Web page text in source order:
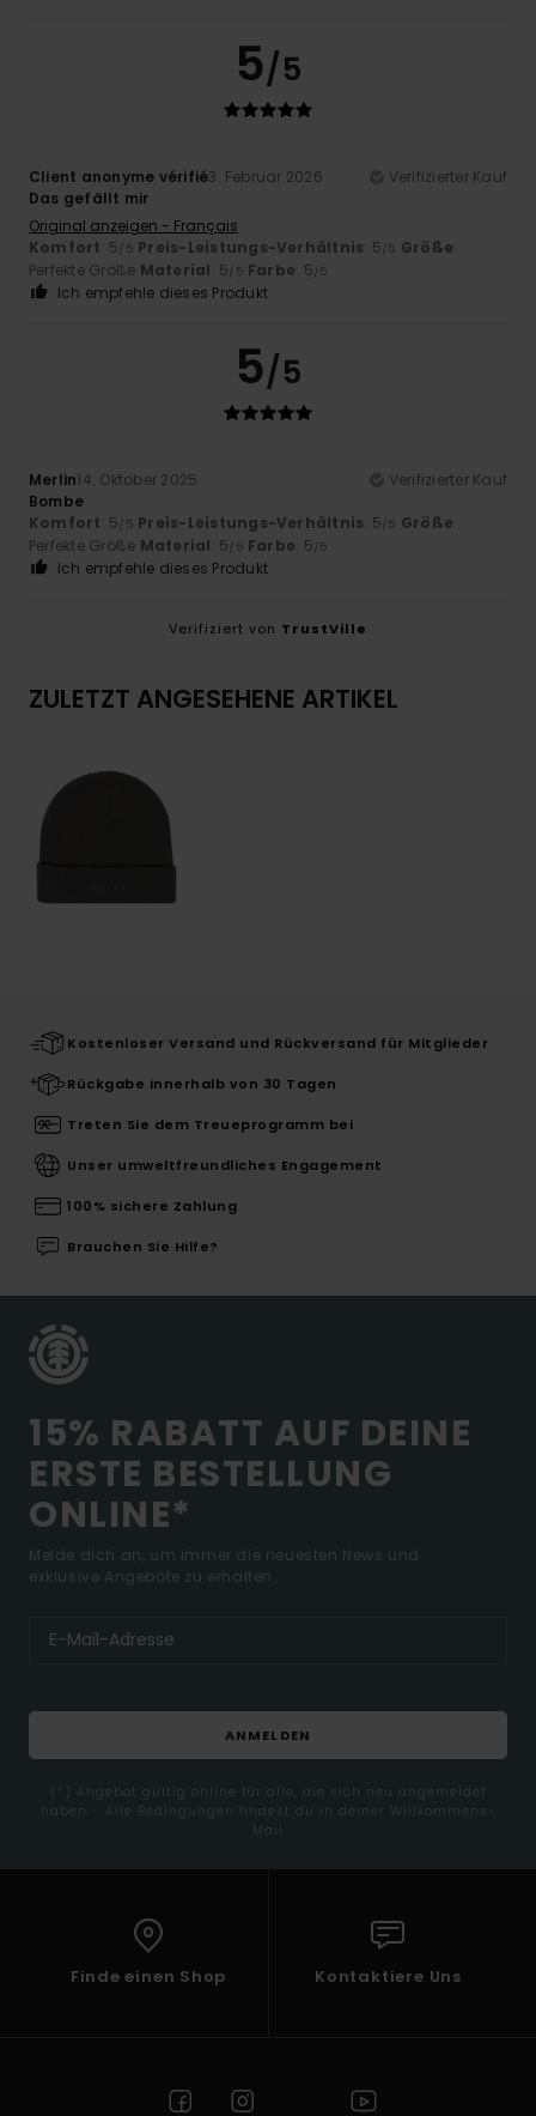
5/5
Client anonyme vérifié3. Februar 2026
Verifizierter Kauf
Das gefällt mir
Original anzeigen - Français
Komfort: 5 /5 Preis-Leistungs-Verhältnis: 5 /5 Größe:
Perfekte Größe Material: 5 /5 Farbe: 5 /5
Ich empfehle dieses Produkt
5/5
Merlin14. Oktober 2025
Verifizierter Kauf
Bombe
Komfort: 5 /5 Preis-Leistungs-Verhältnis: 5 /5 Größe:
Perfekte Größe Material: 5 /5 Farbe: 5 /5
Ich empfehle dieses Produkt
Verifiziert von TrustVille
ZULETZT ANGESEHENE ARTIKEL
Kostenloser Versand und Rückversand für Mitglieder
Rückgabe innerhalb von 30 Tagen
Treten Sie dem Treueprogramm bei
Unser umweltfreundliches Engagement
100% sichere Zahlung
Brauchen Sie Hilfe?
15% RABATT AUF DEINE
ERSTE BESTELLUNG
ONLINE*
Melde dich an, um immer die neuesten News und
exklusive Angebote zu erhalten.
ANMELDEN
(*) Angebot gültig online für alle, die sich neu angemeldet
haben - Alle Bedingungen findest du in deiner Willkommens-
Mail
Finde einen Shop Kontaktiere Uns